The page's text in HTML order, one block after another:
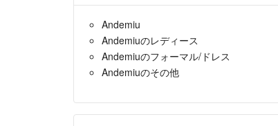
Andemiu
Andemiuのレディース
Andemiuのフォーマル/ドレス
Andemiuのその他